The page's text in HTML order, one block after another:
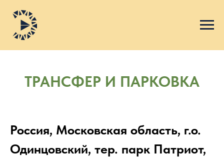
ТРАНСФЕР И ПАРКОВКА
Россия, Московская область, г.о.
Одинцовский, тер. парк Патриот,